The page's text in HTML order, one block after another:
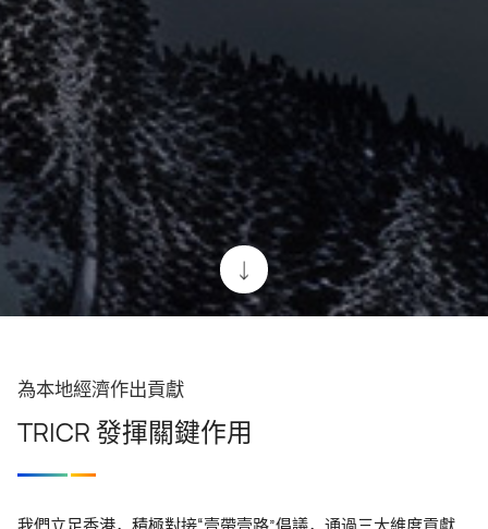
為本地經濟作出貢獻
TRICR 發揮關鍵作用